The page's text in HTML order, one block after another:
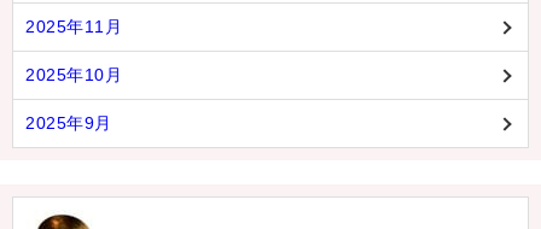
2025年11月
2025年10月
2025年9月